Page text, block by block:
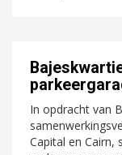
In opdracht van
Capital en Cairn,